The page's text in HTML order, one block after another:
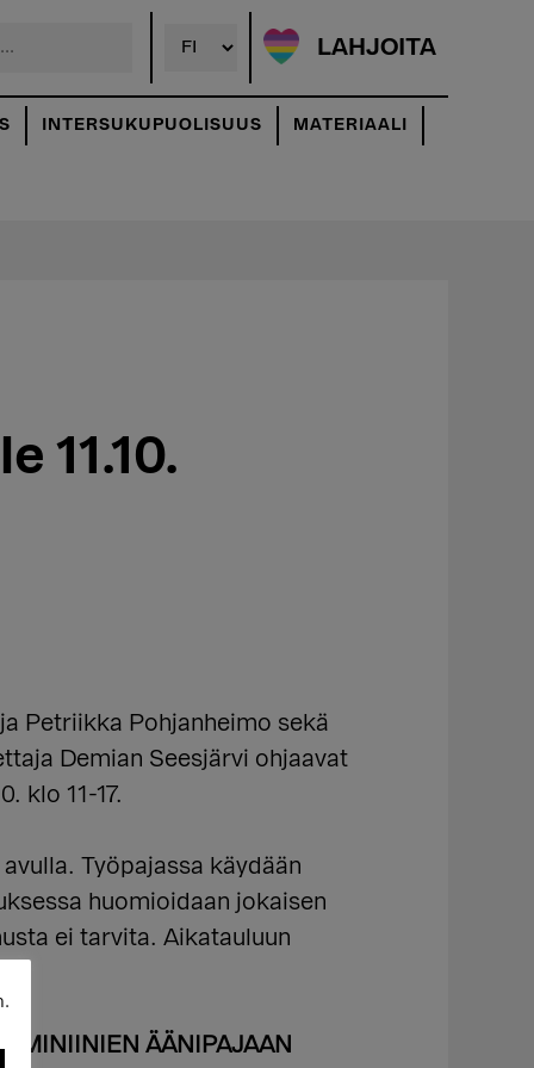
LAHJOITA
INTERSUKUPUOLISUUS MATERIAALI
11.10.
Petriikka Pohjanheimo sekä
Demian Seesjärvi ohjaavat
klo 11-17.
Työpajassa käydään
huomioidaan jokaisen
ei tarvita. Aikatauluun
ÄÄNIPAJAAN